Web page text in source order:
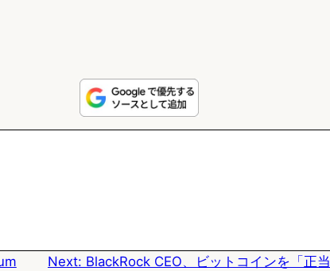
Next: BlackRock CEO、ビットコインを「正当